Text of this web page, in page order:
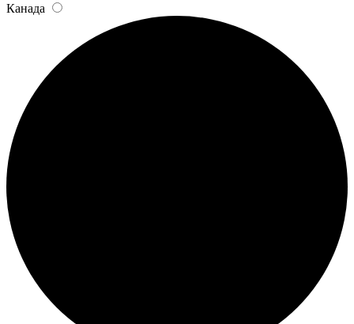
Канада